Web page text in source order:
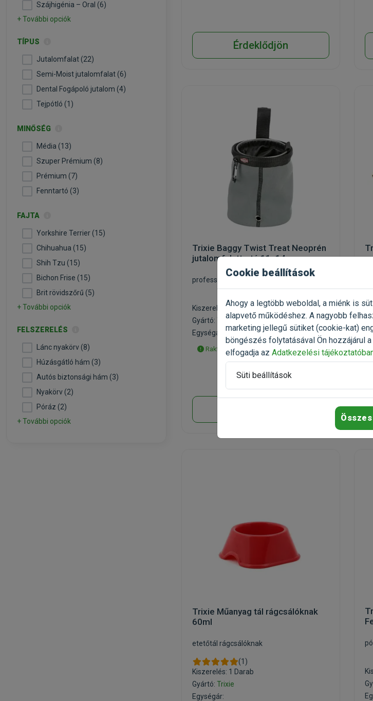
Érdeklődjön
Trixie Baggy Twist Treat Neoprén
jutalomfalattartó 11x14cm
professzionális jutalomfalat tartó
Kiszerelés: 1 Darab
Gyártó: Trixie
Egységár:
Raktáron, utolsó darabok
Trixie Műanyag tál rágcsálóknak
60ml
etetőtál rágcsálóknak
(1)
Kiszerelés: 1 Darab
Gyártó: Trixie
Egységár:
Szájhigénia – Oral (6)
+ További opciók
TÍPUS
Jutalomfalat (22)
Semi-Moist jutalomfalat (6)
Dental Fogápoló jutalom (4)
Tejpótló (1)
MINŐSÉG
Média (13)
Szuper Prémium (8)
Prémium (7)
Fenntartó (3)
FAJTA
Yorkshire Terrier (15)
Chihuahua (15)
Shih Tzu (15)
Bichon Frise (15)
Brit rövidszőrű (5)
+ További opciók
FELSZERELÉS
Lánc nyakörv (8)
Húzásgátló hám (3)
Autós biztonsági hám (3)
Nyakörv (2)
Póráz (2)
+ További opciók
Cookie beállítások
Ahogy a legtöbb weboldal, a miénk is
alapvető működéshez. A nagyobb
marketing jellegű sütiket (cookie-kat)
böngészés folytatásával Ön hozzájárul
elfogadja az Adatkezelési
Süti beállítások